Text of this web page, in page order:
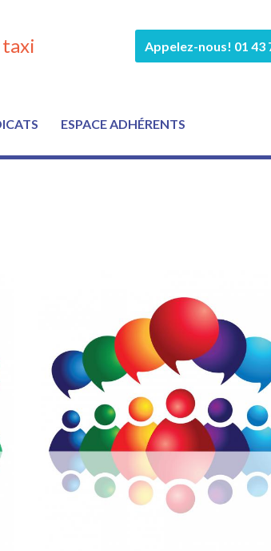
Appelez-nous! 01 43
ESPACE ADHÉRENTS